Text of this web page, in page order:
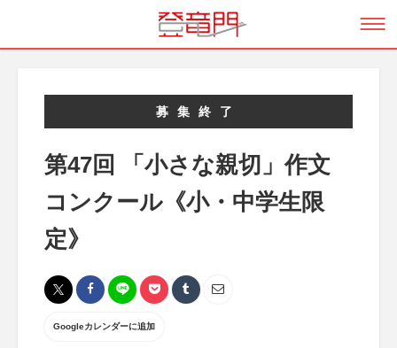
募集終了
第47回 「小さな親切」作文
コンクール《小・中学生限
定》
Googleカレンダーに追加